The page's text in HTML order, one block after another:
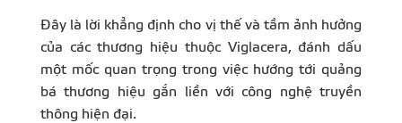
TIN CHUYÊN MÔN
Đây là lời khẳng định cho vị thế và tầm ảnh hưởng
của các thương hiệu thuộc Viglacera, đánh dấu
một mốc quan trọng trong việc hướng tới quảng
bá thương hiệu gắn liền với công nghệ truyền
thông hiện đại.